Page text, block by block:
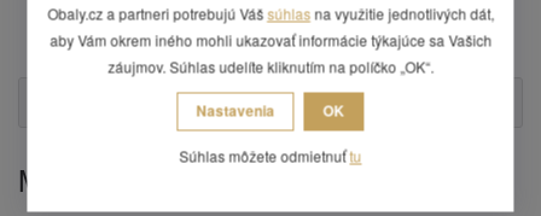
výška súdka: 418 mm,
priemer hrdla: 282 mm.
Mohlo by Vás zaujímať
Obaly.cz a partneri potrebujú Vášsúhlas na využitie jednotlivých dát,
aby Vám okrem iného mohli ukazovať informácie týkajúce sa Vašich
záujmov. Súhlas udelíte kliknutím na políčko „OK“.
Nastavenia OK
Súhlas môžete odmietnuťtu